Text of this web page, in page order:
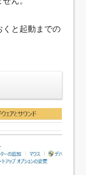
くと起動までの